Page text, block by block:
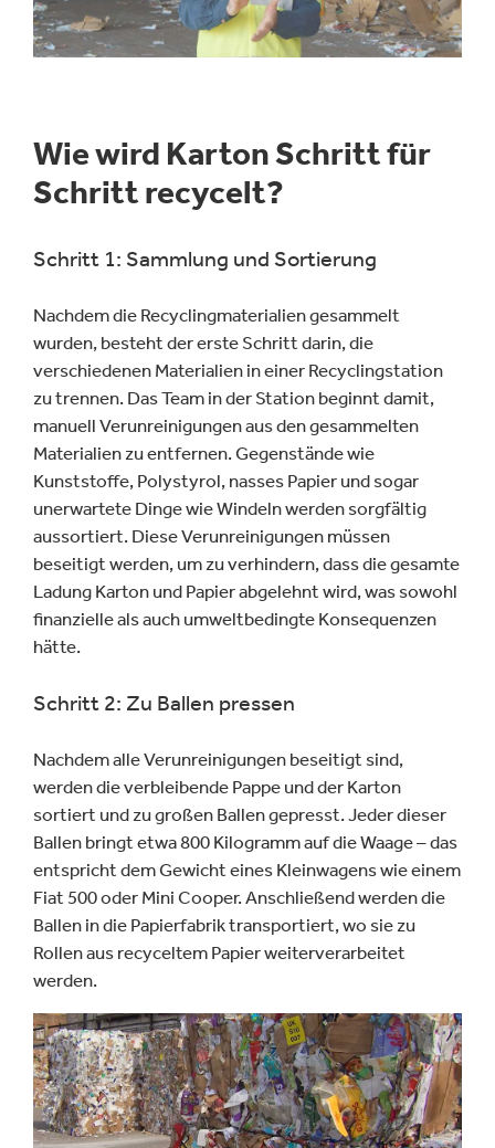
Wie wird Karton Schritt für
Schritt recycelt?
Schritt 1: Sammlung und Sortierung
Nachdem die Recyclingmaterialien gesammelt
wurden, besteht der erste Schritt darin, die
verschiedenen Materialien in einer Recyclingstation
zu trennen. Das Team in der Station beginnt damit,
manuell Verunreinigungen aus den gesammelten
Materialien zu entfernen. Gegenstände wie
Kunststoffe, Polystyrol, nasses Papier und sogar
unerwartete Dinge wie Windeln werden sorgfältig
aussortiert. Diese Verunreinigungen müssen
beseitigt werden, um zu verhindern, dass die gesamte
Ladung Karton und Papier abgelehnt wird, was sowohl
finanzielle als auch umweltbedingte Konsequenzen
hätte.
Schritt 2: Zu Ballen pressen
Nachdem alle Verunreinigungen beseitigt sind,
werden die verbleibende Pappe und der Karton
sortiert und zu großen Ballen gepresst. Jeder dieser
Ballen bringt etwa 800 Kilogramm auf die Waage – das
entspricht dem Gewicht eines Kleinwagens wie einem
Fiat 500 oder Mini Cooper. Anschließend werden die
Ballen in die Papierfabrik transportiert, wo sie zu
Rollen aus recyceltem Papier weiterverarbeitet
werden.